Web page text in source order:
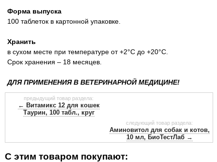
Форма выпуска
100 таблеток в картонной упаковке.
Хранить
в сухом месте при температуре от +2°С до +20°С.
Срок хранения – 18 месяцев.
ДЛЯ ПРИМЕНЕНИЯ В ВЕТЕРИНАРНОЙ МЕДИЦИНЕ!
предыдущий товар раздела:
← Витамикс 12 для кошек
Таурин, 100 табл., круг
следующий товар раздела:
Аминовитол для собак и котов,
10 мл, БиоТестЛаб →
С этим товаром покупают: